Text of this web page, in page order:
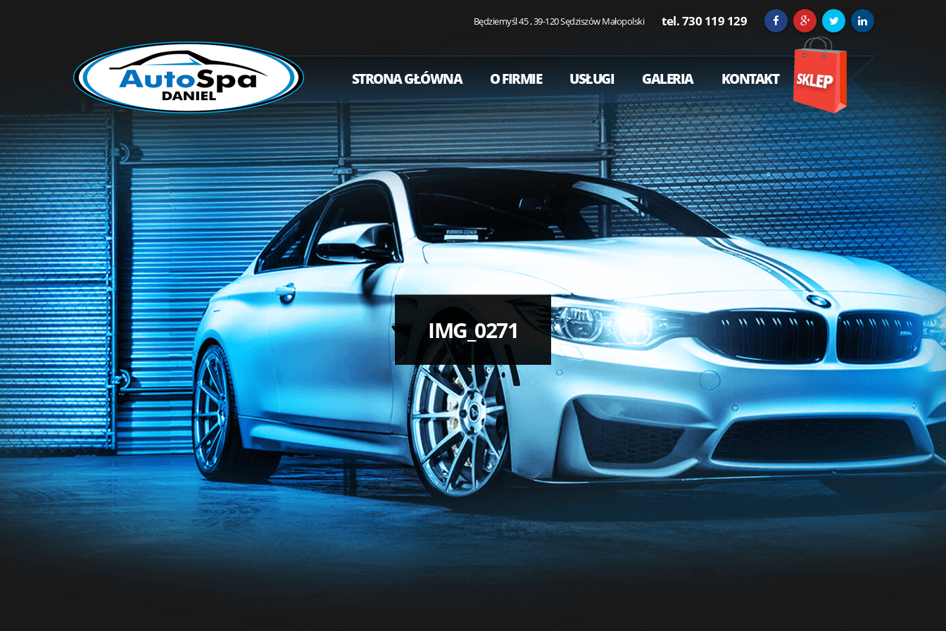
Będziemyśl 45 , 39-120 Sędziszów Małopolski tel. 730 119 129
STRONA GŁÓWNA O FIRMIE USŁUGI GALERIA KONTAKT
SKLEP
IMG_0271